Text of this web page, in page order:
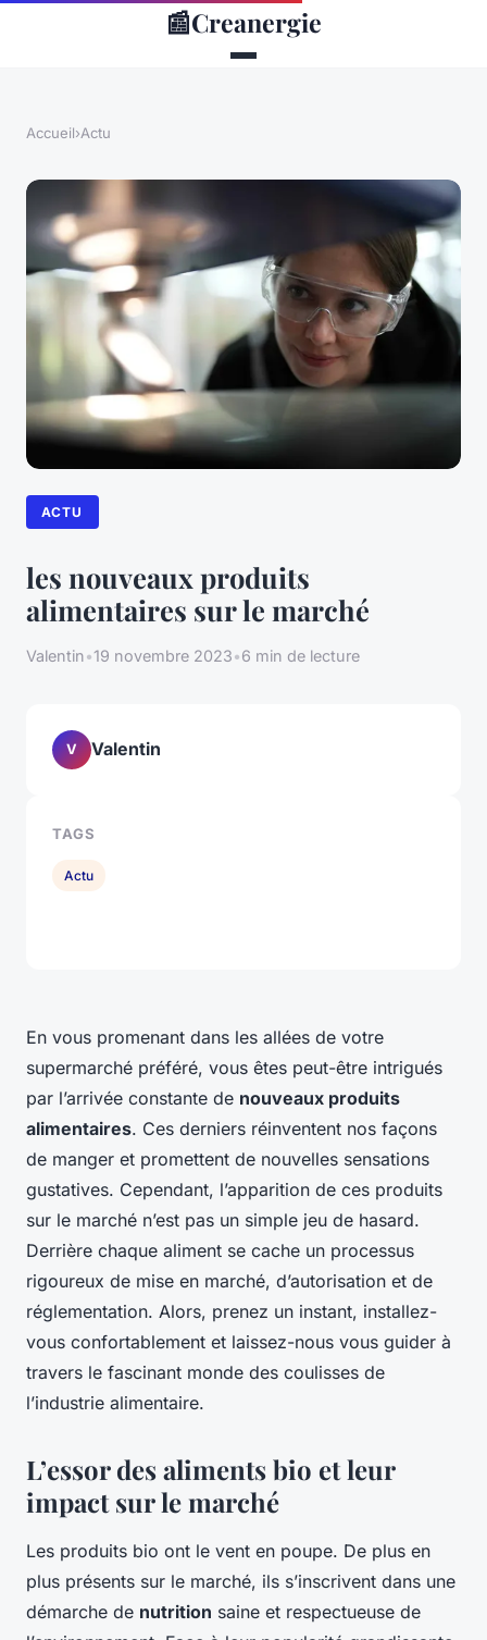
📰Creanergie
Accueil›Actu
ACTU
les nouveaux produits
alimentaires sur le marché
Valentin•19 novembre 2023•6 min de lecture
En vous promenant dans les allées de votre
supermarché préféré, vous êtes peut-être intrigués
par l’arrivée constante de nouveaux produits
alimentaires. Ces derniers réinventent nos façons
de manger et promettent de nouvelles sensations
gustatives. Cependant, l’apparition de ces produits
sur le marché n’est pas un simple jeu de hasard.
Derrière chaque aliment se cache un processus
rigoureux de mise en marché, d’autorisation et de
réglementation. Alors, prenez un instant, installez-
vous confortablement et laissez-nous vous guider à
travers le fascinant monde des coulisses de
l’industrie alimentaire.
L’essor des aliments bio et leur
impact sur le marché
Les produits bio ont le vent en poupe. De plus en
plus présents sur le marché, ils s’inscrivent dans une
démarche de nutrition saine et respectueuse de
V Valentin
TAGS
Actu